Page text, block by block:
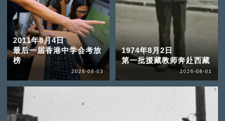
2011年8月4日
最后一届香港中学会考放
榜
2026-08-03
1974年8月2日
第一批援藏教师奔赴西藏
2026-08-01